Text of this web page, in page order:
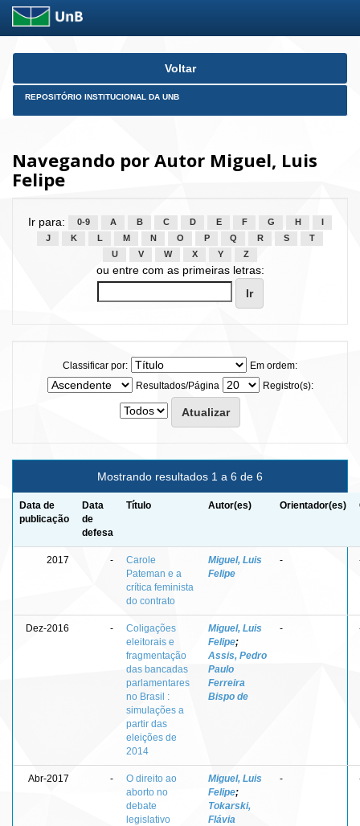
Skip
Voltar
REPOSITÓRIO INSTITUCIONAL DA UNB
Navegando por Autor Miguel, Luis
Felipe
Ir para: 0-9 A B C D E F G H
J
K L M N O P Q R S
T
U
V W X Y Z
ou entre com as primeiras letras:
Classificar por:
Em ordem:
Resultados/Página
Registro(s):
Mostrando resultados 1 a 6 de 6
Data de
publicação
Data
de
defesa
Título Autor(es) Orientador(es)
2017 -
Carole
Pateman e a
crítica feminista
do contrato
Miguel, Luis
Felipe
-
Dez-2016 -
Coligações
eleitorais e
fragmentação
das bancadas
parlamentares
no Brasil :
simulações a
partir das
eleições de
2014
Miguel, Luis
Felipe;
Assis, Pedro
Paulo
Ferreira
Bispo de
-
Abr-2017 -
O direito ao
aborto no
debate
legislativo
Miguel, Luis
Felipe;
Tokarski,
Flávia
-